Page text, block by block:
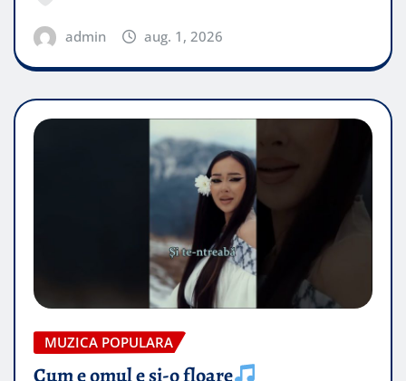
admin aug. 1, 2026
MUZICA POPULARA
Cum e omul e și-o floare